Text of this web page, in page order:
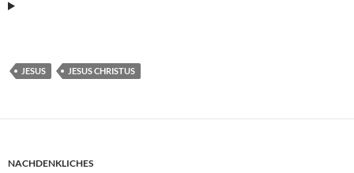
JESUS JESUS CHRISTUS
NACHDENKLICHES